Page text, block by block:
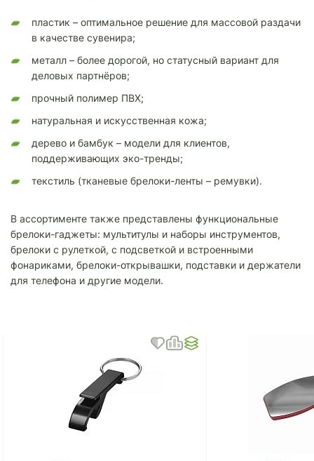
пластик – оптимальное решение для массовой раздачи
в качестве сувенира;
металл – более дорогой, но статусный вариант для
деловых партнёров;
прочный полимер ПВХ;
натуральная и искусственная кожа;
дерево и бамбук – модели для клиентов,
поддерживающих эко-тренды;
текстиль (тканевые брелоки-ленты – ремувки).
В ассортименте также представлены функциональные
брелоки-гаджеты: мультитулы и наборы инструментов,
брелоки с рулеткой, с подсветкой и встроенными
фонариками, брелоки-открывашки, подставки и держатели
для телефона и другие модели.